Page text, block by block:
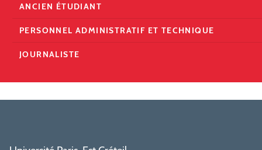
ANCIEN ÉTUDIANT
PERSONNEL ADMINISTRATIF ET TECHNIQUE
JOURNALISTE